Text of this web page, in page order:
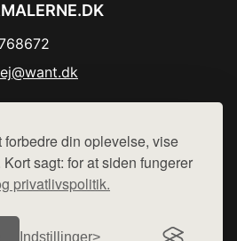
din oplevelse, vise
sagt: for at siden fungerer
privatlivspolitik.
Indstillinger
side - vi henviser til de shops,